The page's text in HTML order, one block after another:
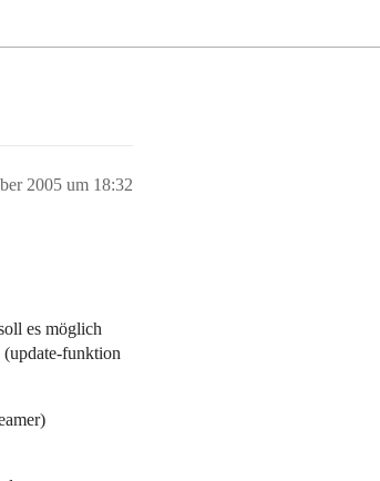
2005 um 18:32
es möglich
(update-funktion